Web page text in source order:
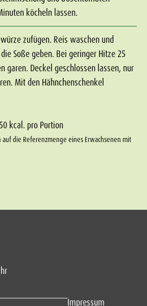
köcheln lassen.
zufügen. Reis waschen und
Soße geben. Bei geringer Hitze 25
garen. Deckel geschlossen lassen, nur
Mit den Hähnchenschenkel
kcal. pro Portion
auf die Referenzmenge eines Erwachsenen mit
Impressum